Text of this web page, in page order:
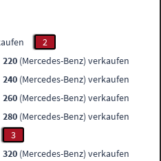
2
220 (Mercedes-Benz) verkaufen
240 (Mercedes-Benz) verkaufen
260 (Mercedes-Benz) verkaufen
280 (Mercedes-Benz) verkaufen
3
320 (Mercedes-Benz) verkaufen